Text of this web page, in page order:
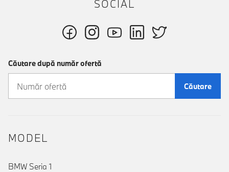
SOCIAL
Căutare după număr ofertă
Căutare
MODEL
BMW Seria 1